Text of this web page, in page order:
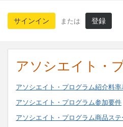
サインイン または 登録
アソシエイト・
アソシエイト・プログラム紹介料率
アソシエイト・プログラム参加要件
アソシエイト・プログラム商品ステ